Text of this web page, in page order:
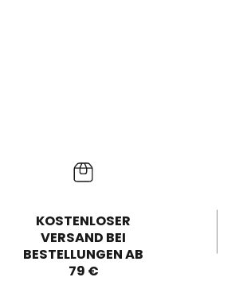
KOSTENLOSER
VERSAND BEI
BESTELLUNGEN AB
79 €